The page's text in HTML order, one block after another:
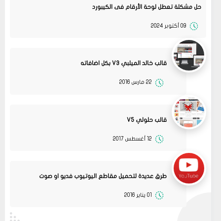
حل مشكلة تعطل لوحة الأرقام فى الكيبورد
09 أكتوبر 2024
قالب خالد الميلبي V3 بكل اضافاته
22 مارس 2016
قالب حلولي V5
12 أغسطس 2017
طرق عديدة لتحميل مقاطع اليوتيوب فديو او صوت
01 يناير 2016
11 2022
مشاركة
08
جرب الطريقتين ممكن تحل المشكله